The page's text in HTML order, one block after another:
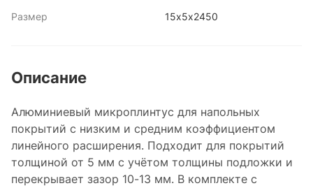
Размер 15х5х2450
Описание
Алюминиевый микроплинтус для напольных
покрытий с низким и средним коэффициентом
линейного расширения. Подходит для покрытий
толщиной от 5 мм с учётом толщины подложки и
перекрывает зазор 10-13 мм. В комплекте с